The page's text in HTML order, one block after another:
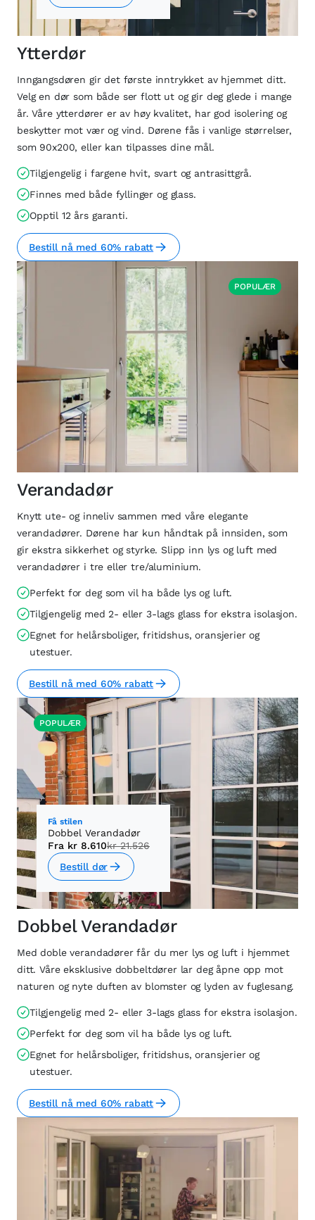
Ytterdør
Inngangsdøren gir det første inntrykket av hjemmet ditt.
Velg en dør som både ser flott ut og gir deg glede i mange
år. Våre ytterdører er av høy kvalitet, har god isolering og
beskytter mot vær og vind. Dørene fås i vanlige størrelser,
som 90x200, eller kan tilpasses dine mål.
Tilgjengelig i fargene hvit, svart og antrasittgrå.
Finnes med både fyllinger og glass.
Opptil 12 års garanti.
Bestill nå med 60% rabatt
Verandadør
Knytt ute- og inneliv sammen med våre elegante
verandadører. Dørene har kun håndtak på innsiden, som
gir ekstra sikkerhet og styrke. Slipp inn lys og luft med
verandadører i tre eller tre/aluminium.
Perfekt for deg som vil ha både lys og luft.
Tilgjengelig med 2- eller 3-lags glass for ekstra isolasjon.
Egnet for helårsboliger, fritidshus, oransjerier og
utestuer.
Bestill nå med 60% rabatt
POPULÆR
Dobbel Verandadør
Med doble verandadører får du mer lys og luft i hjemmet
ditt. Våre eksklusive dobbeltdører lar deg åpne opp mot
naturen og nyte duften av blomster og lyden av fuglesang.
Tilgjengelig med 2- eller 3-lags glass for ekstra isolasjon.
Perfekt for deg som vil ha både lys og luft.
Egnet for helårsboliger, fritidshus, oransjerier og
utestuer.
Bestill nå med 60% rabatt
Få stilen
Dobbel Verandadør
Fra kr 8.610kr 21.526
Bestill dør
POPULÆR